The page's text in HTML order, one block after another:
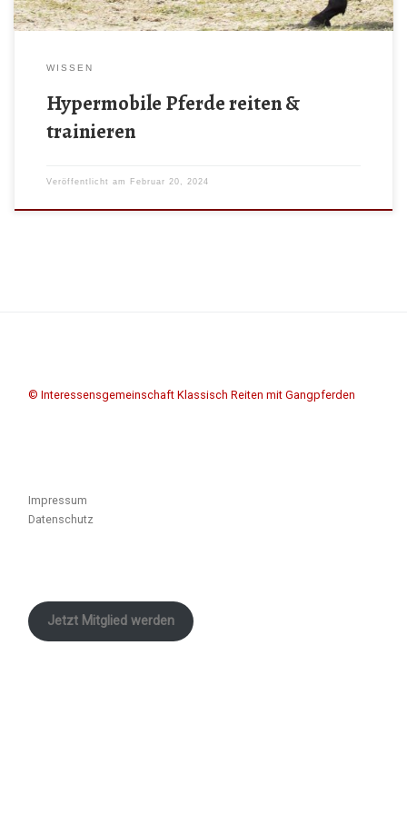
WISSEN
Hypermobile Pferde reiten &
trainieren
Veröffentlicht am Februar 20, 2024
© Interessensgemeinschaft Klassisch Reiten mit Gangpferden
Impressum
Datenschutz
Jetzt Mitglied werden